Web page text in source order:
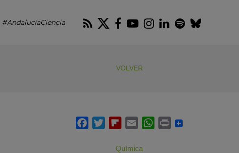
#AndalucíaCiencia RSS Twitter
Facebook
Youtube
Instagram
LinkedIn
Spotify
Bluesky
VOLVER
Química